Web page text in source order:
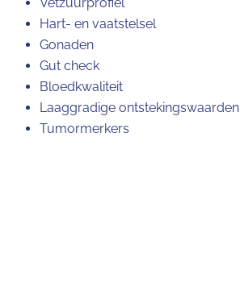
Hart- en vaatstelsel
Gonaden
Gut check
Bloedkwaliteit
Laaggradige ontstekingswaarden
Tumormerkers